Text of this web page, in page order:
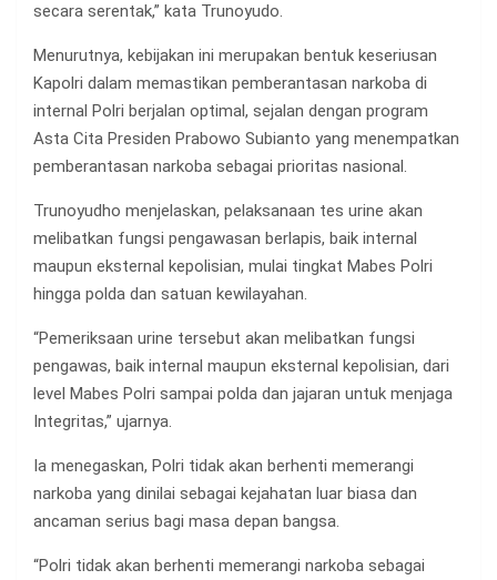
secara serentak,” kata Trunoyudo.
Menurutnya, kebijakan ini merupakan bentuk keseriusan
Kapolri dalam memastikan pemberantasan narkoba di
internal Polri berjalan optimal, sejalan dengan program
Asta Cita Presiden Prabowo Subianto yang menempatkan
pemberantasan narkoba sebagai prioritas nasional.
Trunoyudho menjelaskan, pelaksanaan tes urine akan
melibatkan fungsi pengawasan berlapis, baik internal
maupun eksternal kepolisian, mulai tingkat Mabes Polri
hingga polda dan satuan kewilayahan.
“Pemeriksaan urine tersebut akan melibatkan fungsi
pengawas, baik internal maupun eksternal kepolisian, dari
level Mabes Polri sampai polda dan jajaran untuk menjaga
Integritas,” ujarnya.
Ia menegaskan, Polri tidak akan berhenti memerangi
narkoba yang dinilai sebagai kejahatan luar biasa dan
ancaman serius bagi masa depan bangsa.
“Polri tidak akan berhenti memerangi narkoba sebagai